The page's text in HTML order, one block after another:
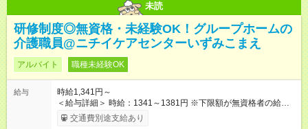
未読
研修制度◎無資格・未経験OK！グループホームの
介護職員@ニチイケアセンターいずみこまえ
アルバイト 職種未経験OK
給与
時給1,341円～
＜給与詳細＞ 時給：1341～1381円 ※下限額が無資格者の給与
です。 【試用期間】試用期間あり 試用期間の長さ：3ヶ月 雇用
形態、給与は本採用時と同じです。
交通費別途支給あり